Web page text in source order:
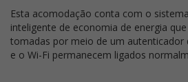
Esta acomodação conta com o
inteligente de economia de energia
tomadas por meio de um autenticador
e o Wi-Fi permanecem ligados